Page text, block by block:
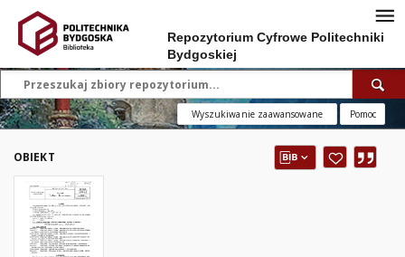
Repozytorium Cyfrowe Politechniki
Bydgoskiej
Wyszukiwanie zaawansowane Pomoc
OBIEKT